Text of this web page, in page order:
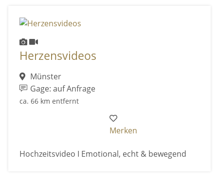
Herzensvideos
Münster
Gage: auf Anfrage
ca. 66 km entfernt
Merken
Hochzeitsvideo I Emotional, echt & bewegend